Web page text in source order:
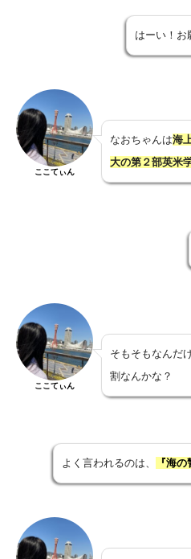
はーい！お
ここてぃん
なおちゃんは海
大の第２部英米
ここてぃん
そもそもなんだ
割なんかな？
よく言われるのは、 『海の